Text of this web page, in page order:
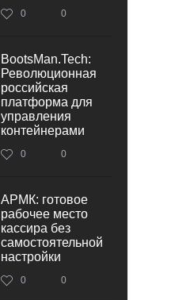
0 0
BootsMan.Tech:
Революционная
российская
платформа для
управления
контейнерами
0 0
АРМК: готовое
рабочее место
кассира без
самостоятельной
настройки
0 0